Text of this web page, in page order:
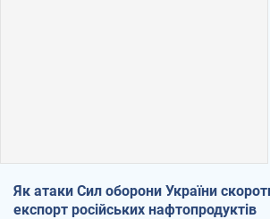
Як атаки Сил оборони України
експорт російських нафтопродуктів